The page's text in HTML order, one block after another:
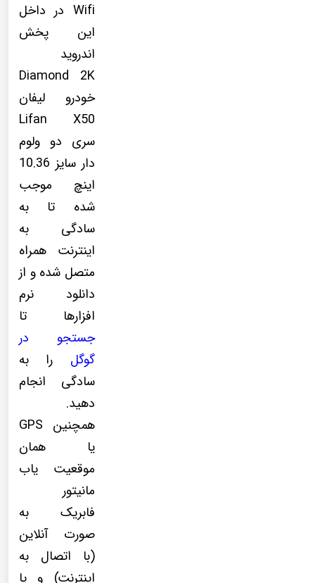
Wifi در داخل
این پخش
اندروید
Diamond 2K
خودرو لیفان
Lifan X50
سری دو ولوم
دار سایز 10.36
اینچ موجب
شده تا به
سادگی به
اینترنت همراه
متصل شده و از
دانلود نرم
افزارها تا
جستجو در
گوگل را به
سادگی انجام
دهید.
همچنین GPS
یا همان
موقعیت یاب
مانیتور
فابریک به
صورت آنلاین
(با اتصال به
اینترنت) و یا